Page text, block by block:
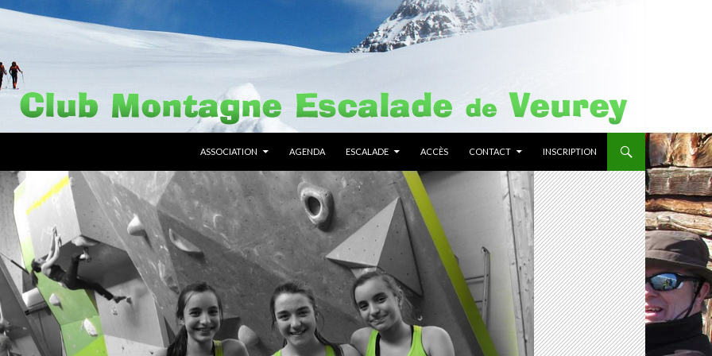
ASSOCIATION
AGENDA ESCALADE ACCÈS CONTACT INSCRIPTION